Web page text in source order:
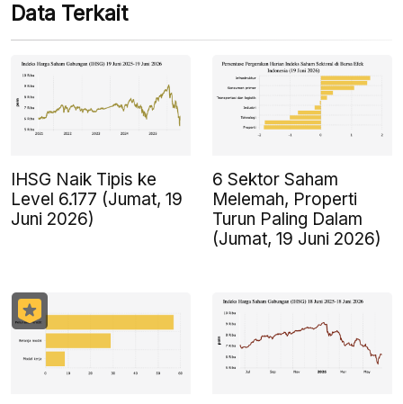
Data Terkait
IHSG Naik Tipis ke
Level 6.177 (Jumat, 19
Juni 2026)
6 Sektor Saham
Melemah, Properti
Turun Paling Dalam
(Jumat, 19 Juni 2026)